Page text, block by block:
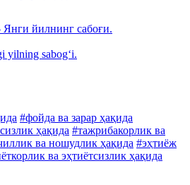
йилнинг сабоғи.
yilning sabog‘i.
#фойда ва зарар ҳақида
ҳақида #тажрибакорлик ва
ва ношудлик ҳақида #эҳтиёж
ва эҳтиётсизлик ҳақида